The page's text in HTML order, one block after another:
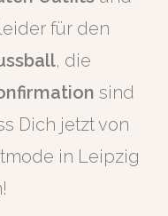
für den
, die
sind
Dich jetzt von
in Leipzig